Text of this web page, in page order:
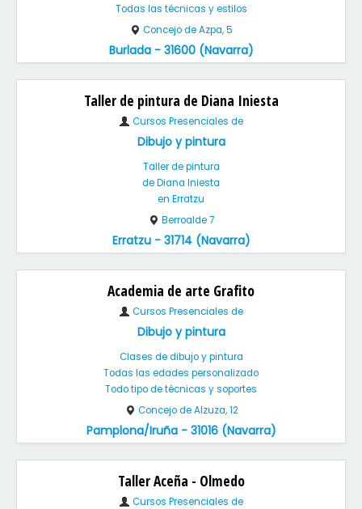
Todas las técnicas y estilos
Concejo de Azpa, 5
Burlada - 31600 (Navarra)
Taller de pintura de Diana Iniesta
Cursos Presenciales de
Dibujo y pintura
Taller de pintura
de Diana Iniesta
en Erratzu
Berroalde 7
Erratzu - 31714 (Navarra)
Academia de arte Grafito
Cursos Presenciales de
Dibujo y pintura
Clases de dibujo y pintura
Todas las edades personalizado
Todo tipo de técnicas y soportes
Concejo de Alzuza, 12
Pamplona/Iruña - 31016 (Navarra)
Taller Aceña - Olmedo
Cursos Presenciales de